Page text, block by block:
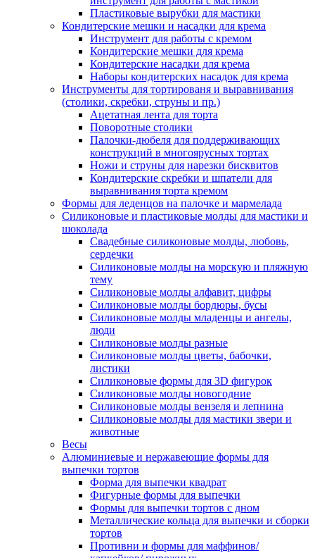
Пластиковые вырубки для мастики
Кондитерские мешки и насадки для крема
Инструмент для работы с кремом
Кондитерские мешки для крема
Кондитерские насадки для крема
Наборы кондитерских насадок для крема
Инструменты для тортированя и выравнивания
(столики, скребки, струны и пр.)
Ацетатная лента для торта
Поворотные столики
Палочки-дюбеля для поддерживающих
конструкций в многоярусных тортах
Ножи и струны для нарезки бисквитов
Кондитерские скребки и шпатели для
выравнивания торта кремом
Формы для леденцов на палочке и мармелада
Силиконовые и пластиковые молды для мастики и
шоколада
Свадебные силиконовые молды, любовь,
сердечки
Силиконовые молды на морскую и пляжную
тему
Силиконовые молды алфавит, цифры
Силиконовые молды бордюры, бусы
Силиконовые молды младенцы и ангелы,
люди
Силиконовые молды разные
Силиконовые молды цветы, бабочки,
листики
Силиконовые формы для 3D фигурок
Силиконовые молды новогодние
Силиконовые молды вензеля и лепнина
Силиконовые молды для мастики звери и
животные
Весы
Алюминиевые и нержавеющие формы для
выпечки тортов
Форма для выпечки квадрат
Фигурные формы для выпечки
Формы для выпечки тортов с дном
Металлические кольца для выпечки и сборки
тортов
Противни и формы для маффинов/